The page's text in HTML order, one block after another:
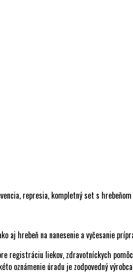
represia, kompletný set s
aj hrebeň na nanesenie a vyčesanie
liekov, zdravotníckych
oznámenie úradu je zodpovedný